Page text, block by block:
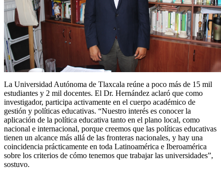
La Universidad Autónoma de Tlaxcala reúne a poco más de 15 mil
estudiantes y 2 mil docentes. El Dr. Hernández aclaró que como
investigador, participa activamente en el cuerpo académico de
gestión y políticas educativas. “Nuestro interés es conocer la
aplicación de la política educativa tanto en el plano local, como
nacional e internacional, porque creemos que las políticas educativas
tienen un alcance más allá de las fronteras nacionales, y hay una
coincidencia prácticamente en toda Latinoamérica e Iberoamérica
sobre los criterios de cómo tenemos que trabajar las universidades”,
sostuvo.